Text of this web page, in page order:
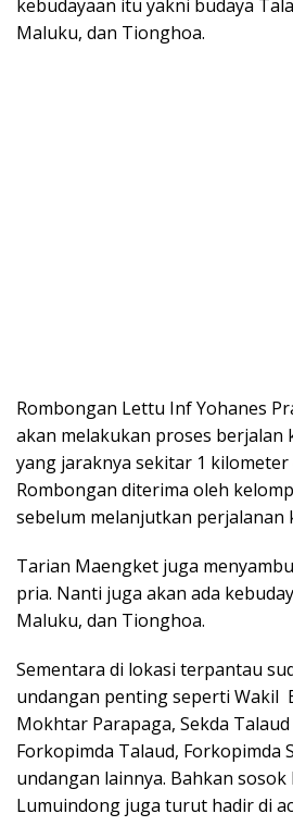
kebudayaan itu yakni budaya
Maluku, dan Tionghoa.
Rombongan Lettu Inf Yohanes
akan melakukan proses berjalan
yang jaraknya sekitar 1 kilometer
Rombongan diterima oleh
sebelum melanjutkan perjalanan
Tarian Maengket juga
pria. Nanti juga akan ada
Maluku, dan Tionghoa.
Sementara di lokasi terpantau
undangan penting seperti Wakil
Mokhtar Parapaga, Sekda
Forkopimda Talaud, Forkopimda
undangan lainnya. Bahkan sosok
Lumuindong juga turut hadir di